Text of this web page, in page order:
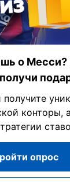
о Месси?
конторы,
опрос